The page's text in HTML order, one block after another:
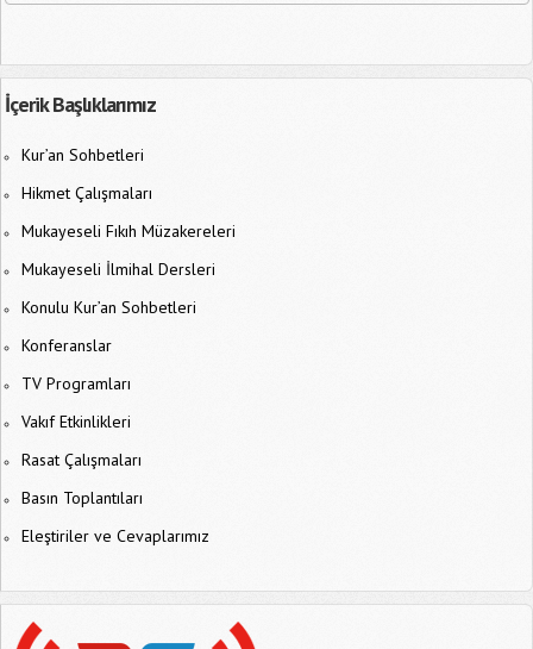
İçerik Başlıklarımız
Kur’an Sohbetleri
Hikmet Çalışmaları
Mukayeseli Fıkıh Müzakereleri
Mukayeseli İlmihal Dersleri
Konulu Kur’an Sohbetleri
Konferanslar
TV Programları
Vakıf Etkinlikleri
Rasat Çalışmaları
Basın Toplantıları
Eleştiriler ve Cevaplarımız